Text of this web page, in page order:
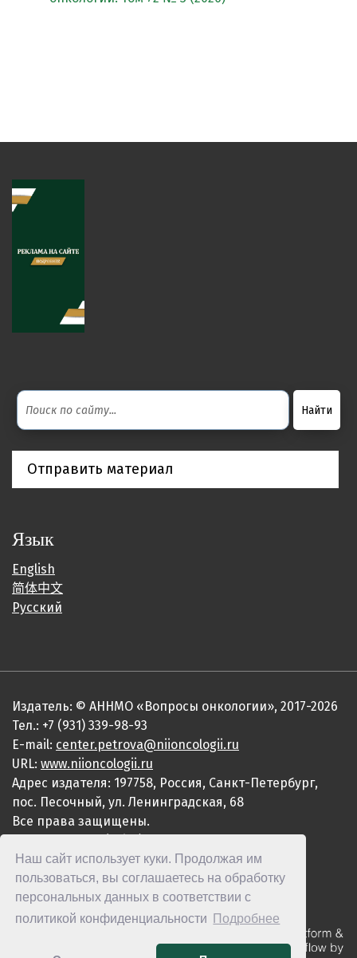
Наш сайт использует куки. Продолжая им
пользоваться, вы соглашаетесь на обработку
персональных данных в соответствии с
политикой конфиденциальности
Подробнее
Отправить материал
Язык
English
简体中文
Русский
Издатель: © АННМО «Вопросы онкологии», 2017-2026
Тел.: +7 (931) 339-98-93
E-mail: center.petrova@niioncologii.ru
URL: www.niioncologii.ru
Адрес издателя: 197758, Россия, Санкт-Петербург,
пос. Песочный, ул. Ленинградская, 68
Все права защищены.
ISSN 2949-4915 (Online)